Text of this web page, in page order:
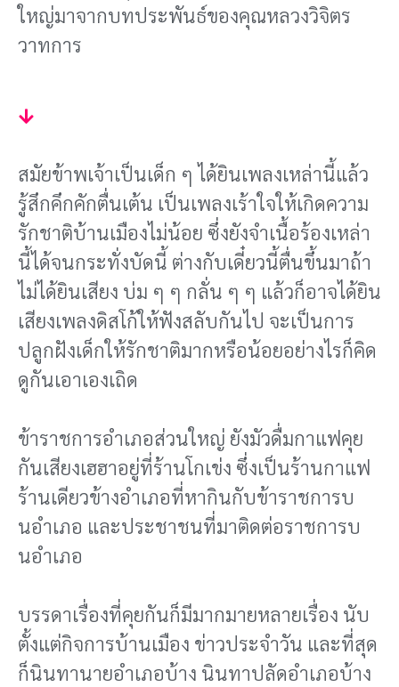
ใหญ่มาจากบทประพันธ์ของคุณหลวงวิจิตร
วาทการ
สมัยข้าพเจ้าเป็นเด็ก ๆ ได้ยินเพลงเหล่านี้แล้ว
รู้สึกคึกคักตื่นเต้น เป็นเพลงเร้าใจให้เกิดความ
รักชาติบ้านเมืองไม่น้อย ซึ่งยังจําเนื้อร้องเหล่า
นี้ได้จนกระทั่งบัดนี้ ต่างกับเดี๋ยวนี้ตื่นขึ้นมาถ้า
ไม่ได้ยินเสียง บ่ม ๆ ๆ กลั่น ๆ ๆ แล้วก็อาจได้ยิน
เสียงเพลงดิสโก้ให้ฟังสลับกันไป จะเป็นการ
ปลูกฝังเด็กให้รักชาติมากหรือน้อยอย่างไรก็คิด
ดูกันเอาเองเถิด
ข้าราชการอําเภอส่วนใหญ่ ยังมัวดื่มกาแฟคุย
กันเสียงเฮฮาอยู่ที่ร้านโกเข่ง ซึ่งเป็นร้านกาแฟ
ร้านเดียวข้างอําเภอที่หากินกับข้าราชการบ
นอําเภอ และประชาชนที่มาติดต่อราชการบ
นอําเภอ
บรรดาเรื่องที่คุยกันก็มีมากมายหลายเรื่อง นับ
ตั้งแต่กิจการบ้านเมือง ข่าวประจําวัน และที่สุด
ก็นินทานายอําเภอบ้าง นินทาปลัดอําเภอบ้าง